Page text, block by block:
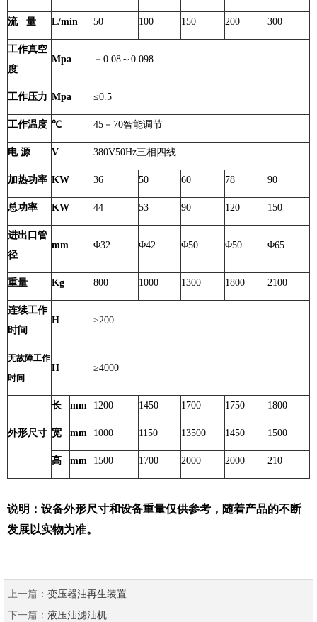
流 量 L/min 50 100 150 200 300
工作真空
度
Mpa －0.08～0.098
工作压力 Mpa ≤0.5
工作温度 ℃ 45－70智能调节
电 源 V 380V50Hz三相四线
加热功率 KW 36 50 60 78 90
总功率 KW 44 53 90 120 150
进出口管
径
mm Φ32 Φ42 Φ50 Φ50 Φ65
重量 Kg 800 1000 1300 1800 2100
连续工作
时间
H ≥200
无故障工作
时间
H ≥4000
外形尺寸
长 mm 1200 1450 1700 1750 1800
宽 mm 1000 1150 13500 1450 1500
高 mm 1500 1700 2000 2000 210
说明：设备外形尺寸和设备重量仅供参考，随着产品的不断
发展以实物为准。
上一篇： 变压器油再生装置
下一篇： 液压油滤油机